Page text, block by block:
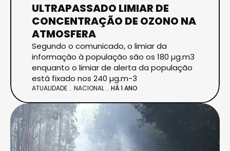
ULTRAPASSADO LIMIAR DE
CONCENTRAÇÃO DE OZONO NA
ATMOSFERA
Segundo o comunicado, o limiar da
informação à população são os 180 µg.m3
enquanto o limiar de alerta da população
está fixado nos 240 µg.m-3
ATUALIDADE NACIONAL HÁ 1 ANO